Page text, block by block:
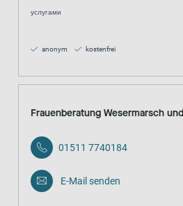
услугами
anonym kostenfrei
Frauenberatung Wesermarsch
01511 7740184
E-Mail senden